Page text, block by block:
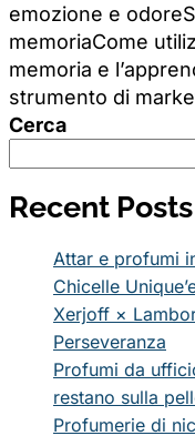
emozione e
memoriaCome
memoria e
strumento di
Cerca
Recent Posts
Attar e profumi
Chicelle
Xerjoff ×
Perseveranza
Profumi da
restano sulla
Profumerie di